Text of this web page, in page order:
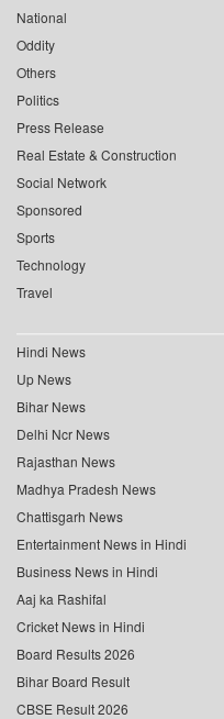
National
Oddity
Others
Politics
Press Release
Real Estate & Construction
Social Network
Sponsored
Sports
Technology
Travel
Hindi News
Up News
Bihar News
Delhi Ncr News
Rajasthan News
Madhya Pradesh News
Chattisgarh News
Entertainment News in Hindi
Business News in Hindi
Aaj ka Rashifal
Cricket News in Hindi
Board Results 2026
Bihar Board Result
CBSE Result 2026